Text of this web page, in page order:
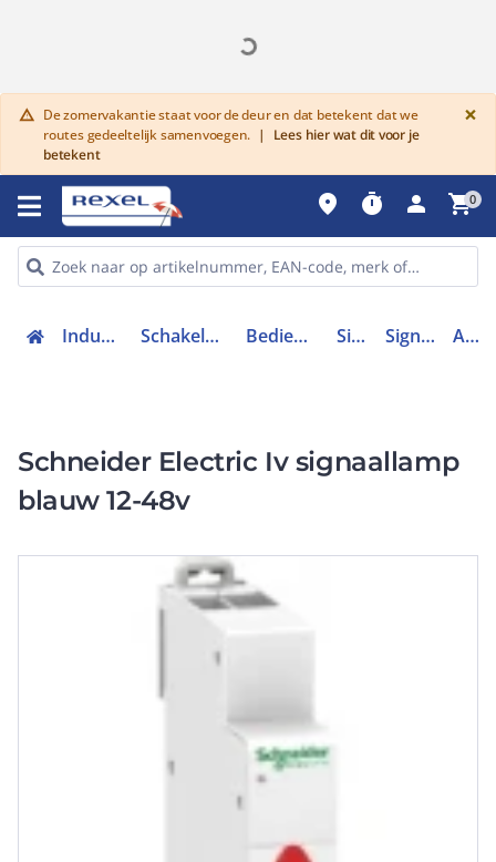
warning De zomervakantie staat voor de deur en dat betekent dat we
routes gedeeltelijk samenvoegen. |
Lees hier wat dit voor je
betekent
×
place timer person shopping_cart0
Industriele componenten Schakelen, bedienen en signaleren Bedieningen en signaleringen Signaallampen Signaallamp modulair A9E18333
Schneider Electric Iv signaallamp
blauw 12-48v